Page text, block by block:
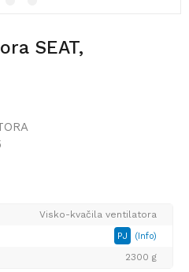
SEAT,
Visko-kvačila ventilatora
PJ (Info)
2300 g